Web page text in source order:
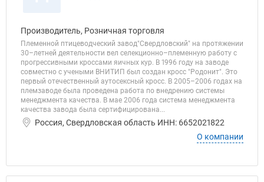
Производитель, Розничная торговля
Племенной птицеводческий завод"Свердловский" на протяжении
30–летней деятельности вел селекционно–племенную работу с
прогрессивными кроссами яичных кур. В 1996 году на заводе
совместно с учеными ВНИТИП был создан кросс "Родонит". Это
первый отечественный аутосексный кросс. В 2005–2006 годах на
племзаводе была проведена работа по внедрению системы
менеджмента качества. В мае 2006 года система менеджмента
качества завода была сертифицирована...
Россия, Свердловская область ИНН: 6652021822
О компании